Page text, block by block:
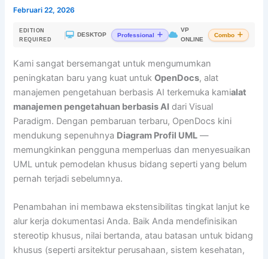
Februari 22, 2026
EDITION
REQUIRED
DESKTOP Professional
VP
ONLINE
Combo
Kami sangat bersemangat untuk mengumumkan
peningkatan baru yang kuat untukOpenDocs, alat
manajemen pengetahuan berbasis AI terkemuka kamialat
manajemen pengetahuan berbasis AI dari Visual
Paradigm. Dengan pembaruan terbaru, OpenDocs kini
mendukung sepenuhnya Diagram Profil UML —
memungkinkan pengguna memperluas dan menyesuaikan
UML untuk pemodelan khusus bidang seperti yang belum
pernah terjadi sebelumnya.
Penambahan ini membawa ekstensibilitas tingkat lanjut ke
alur kerja dokumentasi Anda. Baik Anda mendefinisikan
stereotip khusus, nilai bertanda, atau batasan untuk bidang
khusus (seperti arsitektur perusahaan, sistem kesehatan,